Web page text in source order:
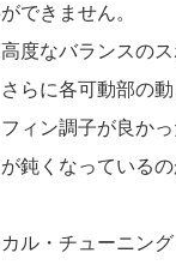
できません。
度なバランスの
らに各可動部の動
ィン調子が良か
鈍くなっているの
ル・チューニン